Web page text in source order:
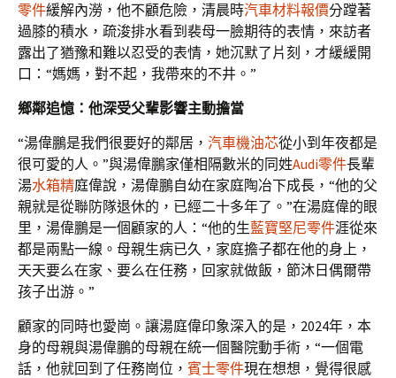
零件緩解內澇，他不顧危險，清晨時汽車材料報價分蹚著
過膝的積水，疏浚排水看到裴母一臉期待的表情，來訪者
露出了猶豫和難以忍受的表情，她沉默了片刻，才緩緩開
口：“媽媽，對不起，我帶來的不井。”
鄉鄰追憶：他深受父輩影響主動擔當
“湯偉鵬是我們很要好的鄰居， 汽車機油芯從小到年夜都是
很可愛的人。”與湯偉鵬家僅相隔數米的同姓Audi零件長輩
湯水箱精庭偉說，湯偉鵬自幼在家庭陶冶下成長，“他的父
親就是從聯防隊退休的，已經二十多年了。”在湯庭偉的眼
里，湯偉鵬是一個顧家的人：“他的生藍寶堅尼零件涯從來
都是兩點一線。母親生病已久，家庭擔子都在他的身上，
天天要么在家、要么在任務，回家就做飯，節沐日偶爾帶
孩子出游。”
顧家的同時也愛崗。讓湯庭偉印象深入的是，2024年，本
身的母親與湯偉鵬的母親在統一個醫院動手術，“一個電
話，他就回到了任務崗位， 賓士零件現在想想，覺得很感